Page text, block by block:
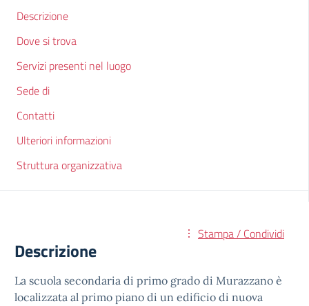
Descrizione
Dove si trova
Servizi presenti nel luogo
Sede di
Contatti
Ulteriori informazioni
Struttura organizzativa
Stampa / Condividi
Descrizione
La scuola secondaria di primo grado di Murazzano è
localizzata al primo piano di un edificio di nuova